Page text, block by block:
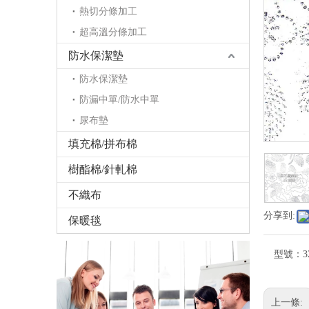
熱切分條加工
超高溫分條加工
防水保潔墊
防水保潔墊
防漏中單/防水中單
尿布墊
填充棉/拼布棉
樹酯棉/針軋棉
不織布
保暖毯 分享到:
型號：
上一條: